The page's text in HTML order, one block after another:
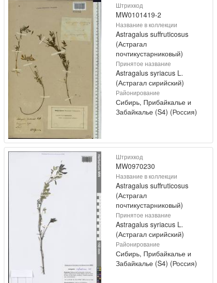
Штрихкод
MW0101419-2
Название в коллекции
Astragalus suffruticosus
(Астрагал
почтикустарниковый)
Принятое название
Astragalus syriacus L.
(Астрагал сирийский)
Районирование
Сибирь, Прибайкалье и
Забайкалье (S4) (Россия)
Штрихкод
MW0970230
Название в коллекции
Astragalus suffruticosus
(Астрагал
почтикустарниковый)
Принятое название
Astragalus syriacus L.
(Астрагал сирийский)
Районирование
Сибирь, Прибайкалье и
Забайкалье (S4) (Россия)